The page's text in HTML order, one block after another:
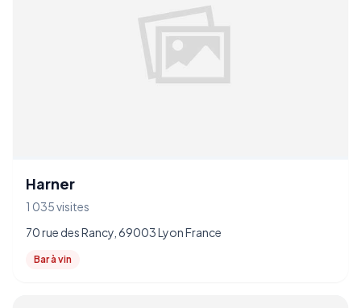
Harner
1 035 visites
70 rue des Rancy, 69003 Lyon France
Bar à vin